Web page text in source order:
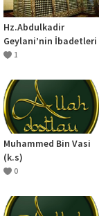
Hz.Abdulkadir
Geylani’nin İbadetleri
1
Muhammed Bin Vasi
(k.s)
0